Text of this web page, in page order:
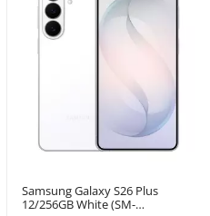
Samsung Galaxy S26 Plus
12/256GB White (SM-